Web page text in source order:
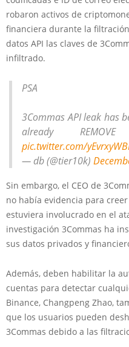
robaron activos de
financiera durante la
datos API las claves de
infiltrado.
PSA
3Commas API leak has
already
pic.twitter.com/
— db (@tier10k)
Sin embargo, el CEO de
no había evidencia para
estuviera involucrado en el
investigación 3Commas ha
sus datos privados y
Además, deben habilitar la
cuentas para detectar
Binance, Changpeng Zhao,
que los usuarios pueden
3Commas debido a las